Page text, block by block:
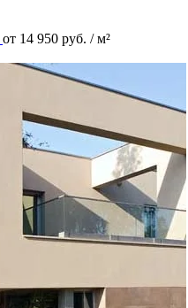
от 14 950 руб. / м²